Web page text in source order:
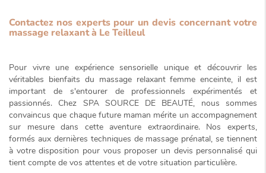
Contactez nos experts pour un devis concernant votre
massage relaxant à Le Teilleul
Pour vivre une expérience sensorielle unique et découvrir les
véritables bienfaits du massage relaxant femme enceinte, il est
important de s'entourer de professionnels expérimentés et
passionnés. Chez SPA SOURCE DE BEAUTÉ, nous sommes
convaincus que chaque future maman mérite un accompagnement
sur mesuredans cette aventure extraordinaire. Nos experts,
formés aux dernières techniques de massage prénatal, se tiennent
à votre disposition pour vous proposer un devis personnalisé qui
tient compte de vos attentes et de votre situation particulière.